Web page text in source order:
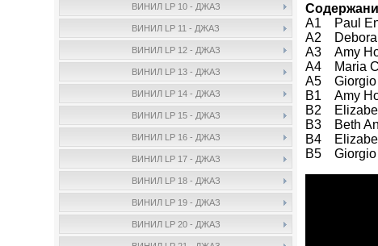
ВИНИЛ LP 10 - ДЖАЗ
ВИНИЛ LP 11 - ДЖАЗ
ВИНИЛ LP 12 - ДЖАЗ
ВИНИЛ LP 13 - ДЖАЗ
ВИНИЛ LP 14 - ДЖАЗ
ВИНИЛ LP 15 - ДЖАЗ
ВИНИЛ LP 16 - ДЖАЗ
ВИНИЛ LP 17 - ДЖАЗ
ВИНИЛ LP 18 - ДЖАЗ
ВИНИЛ LP 19 - ДЖАЗ
ВИНИЛ LP 20 - ДЖАЗ
A1 Paul
A2
A3 Amy
A4 Maria
A5 Giorgio
B1 Amy
B2
B3 Beth
B4
B5 Giorgio